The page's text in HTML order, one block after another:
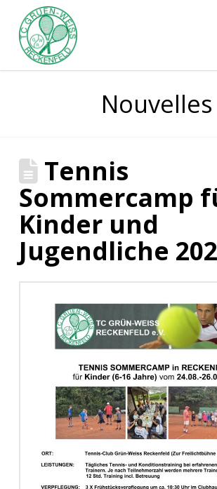
Nouvelles
Tennis
Sommercamp
Kinder und
Jugendliche